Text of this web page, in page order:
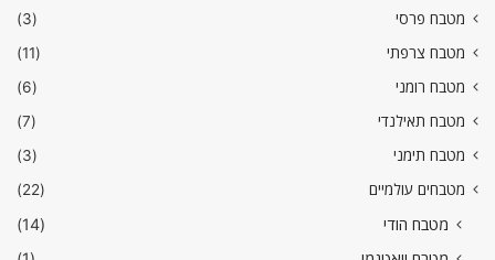
מטבח פרסי
(3)
מטבח צרפתי
(11)
מטבח רומני
(6)
מטבח תאילנדי
(7)
מטבח תימני
(3)
מטבחים עולמיים
(22)
מטבח הודי
(14)